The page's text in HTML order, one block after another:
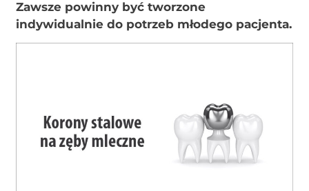
Zawsze powinny być tworzone
indywidualnie do potrzeb młodego pacjenta.